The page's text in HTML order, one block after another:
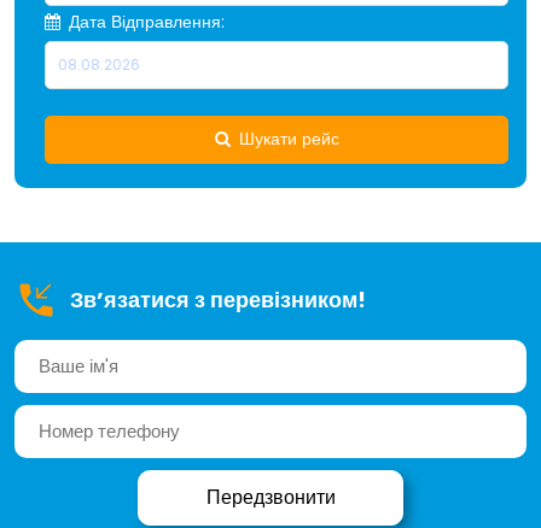
Дата Відправлення:
Шукати рейс
Зв’язатися з перевізником!